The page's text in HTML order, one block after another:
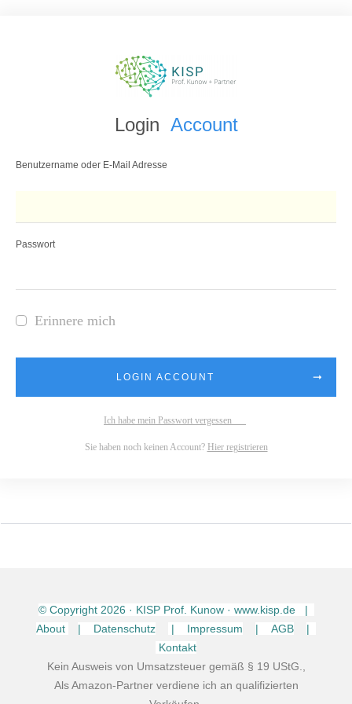
Login Account
Benutzername oder E-Mail Adresse
Passwort
Erinnere mich
LOGIN ACCOUNT
Ich habe mein Passwort vergessen
Sie haben noch keinen Account? Hier registrieren
© Copyright 2026 · KISP Prof. Kunow · www.kisp.de |
About
| Datenschutz | Impressum | AGB
|
Kontakt
Kein Ausweis von Umsatzsteuer gemäß § 19 UStG.,
Als Amazon-Partner verdiene ich an qualifizierten